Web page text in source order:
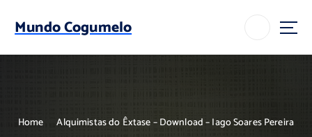
p
Mundo Cogumelo
Home Alquimistas do Êxtase – Download – Iago Soares Pereira